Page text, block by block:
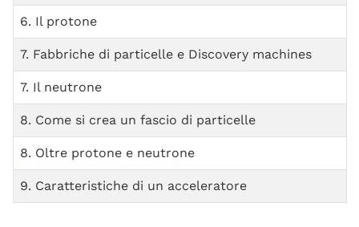
6. Il protone
7. Fabbriche di particelle e Discovery machines
7. Il neutrone
8. Come si crea un fascio di particelle
8. Oltre protone e neutrone
9. Caratteristiche di un acceleratore